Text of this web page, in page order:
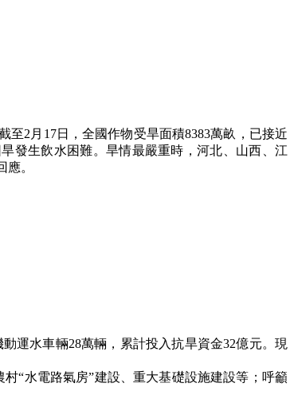
至2月17日，全國作物受旱面積8383萬畝，已接近
發生飲水困難。旱情最嚴重時，河北、山西、江
。
運水車輛28萬輛，累計投入抗旱資金32億元。現
“水電路氣房”建設、重大基礎設施建設等；呼籲